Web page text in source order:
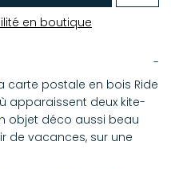
en boutique
carte postale en bois Ride
apparaissent deux kite-
objet déco aussi beau
de vacances, sur une